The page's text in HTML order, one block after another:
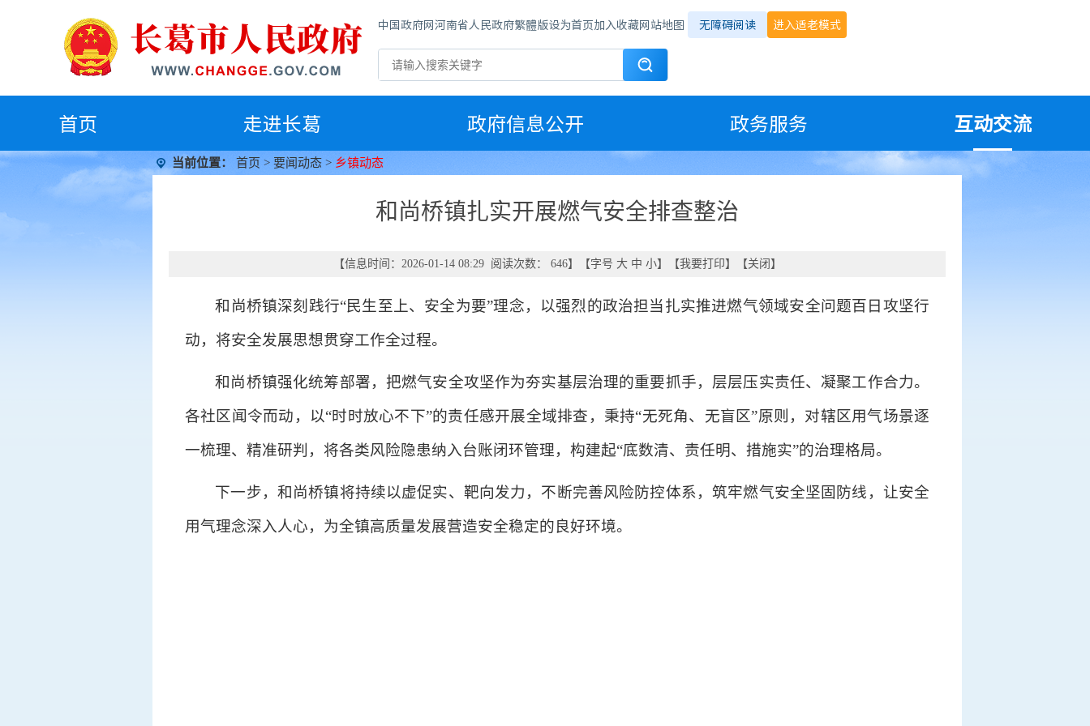
中国政府网河南省人民政府繁體版设为首页加入收藏网站地图 无障碍阅读 进入适老模式
首页 走进长葛 政府信息公开 政务服务 互动交流
当前位置： 首页 > 要闻动态 > 乡镇动态
和尚桥镇扎实开展燃气安全排查整治
【信息时间：2026-01-14 08:29 阅读次数： 646】【字号 大 中 小】【我要打印】【关闭 】
和尚桥镇深刻践行“民生至上、安全为要”理念，以强烈的政治担当扎实推进燃气领域安全问题百日攻坚行
动，将安全发展思想贯穿工作全过程。
和尚桥镇强化统筹部署，把燃气安全攻坚作为夯实基层治理的重要抓手，层层压实责任、凝聚工作合力。
各社区闻令而动，以“时时放心不下”的责任感开展全域排查，秉持“无死角、无盲区”原则，对辖区用气场景逐
一梳理、精准研判，将各类风险隐患纳入台账闭环管理，构建起“底数清、责任明、措施实”的治理格局。
下一步，和尚桥镇将持续以虚促实、靶向发力，不断完善风险防控体系，筑牢燃气安全坚固防线，让安全
用气理念深入人心，为全镇高质量发展营造安全稳定的良好环境。